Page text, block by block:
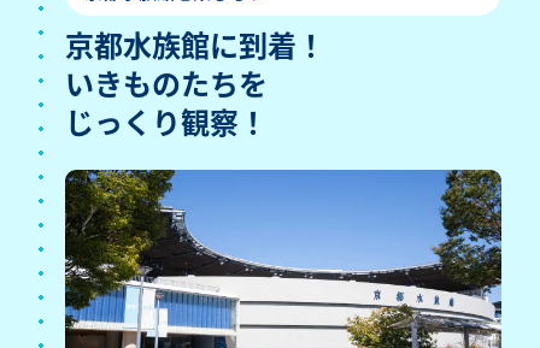
京都水族館に到着！
いきものたちを
じっくり観察！